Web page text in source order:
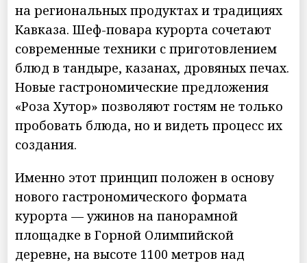
на региональных продуктах и традициях
Кавказа. Шеф-повара курорта сочетают
современные техники с приготовлением
блюд в тандыре, казанах, дровяных печах.
Новые гастрономические предложения
«Роза Хутор» позволяют гостям не только
пробовать блюда, но и видеть процесс их
создания.
Именно этот принцип положен в основу
нового гастрономического формата
курорта — ужинов на панорамной
площадке в Горной Олимпийской
деревне, на высоте 1100 метров над